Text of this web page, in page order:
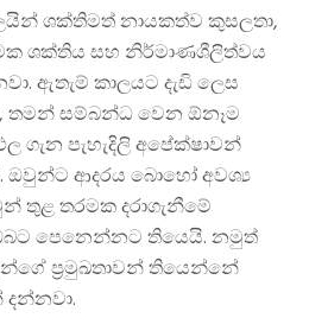
ශක්තිමත් නායකත්ව කුසලතා,
ශක්තිය සහ නිර්මාණශීලිත්වය
ඇතැම් කාලයට දැඩි ලෙස
තමන් සම්බන්ධ වෙන ඕනෑම
ගැන පැහැදිලි අපේක්ෂාවන්
ආදරය බොහෝ අවශ්‍ය
තුළ තරමක දරාගැනීමේ
පෙනෙන්නට තියෙයි. නමුත්
ප්‍රමුඛතාවන් තියෙන්නේ